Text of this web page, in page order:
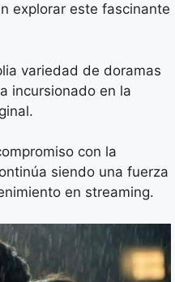
explorar este fascinante
variedad de doramas
incursionado en la
con la
siendo una fuerza
en streaming.